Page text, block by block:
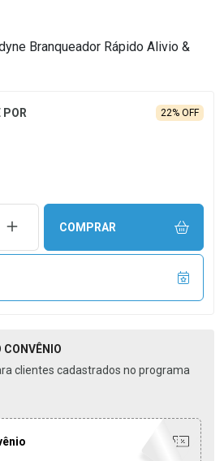
Branqueador Rápido Alivio &
22% OFF
AUMENTAR UMA UNIDADE
COMPRAR
CONVÊNIO
clientes cadastrados no programa